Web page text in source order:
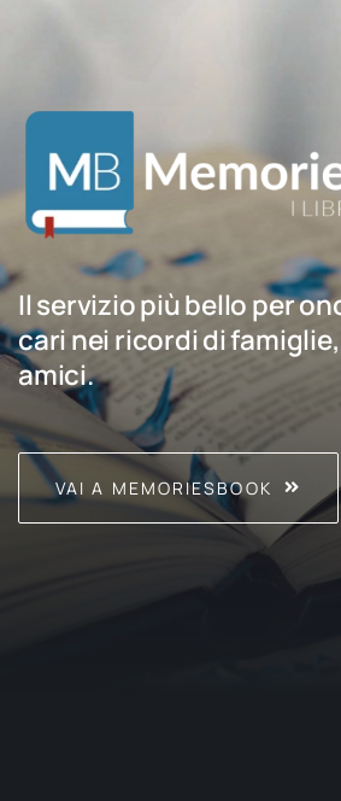
Il servizio più bello per
cari nei ricordi di
amici.
VAI A MEMORIESBOOK